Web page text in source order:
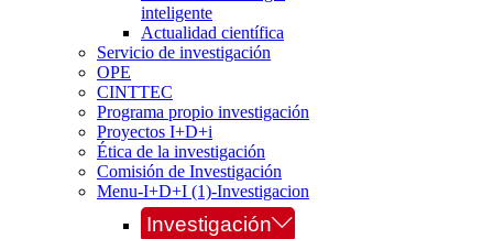
inteligente
Actualidad científica
Servicio de investigación
OPE
CINTTEC
Programa propio investigación
Proyectos I+D+i
Ética de la investigación
Comisión de Investigación
Menu-I+D+I (1)-Investigacion
Investigación